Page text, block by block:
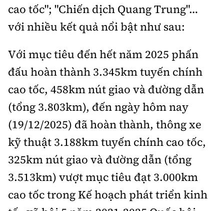
cao tốc"; "Chiến dịch Quang Trung"…
với nhiều kết quả nổi bật như sau:
Với mục tiêu đến hết năm 2025 phấn
đấu hoàn thành 3.345km tuyến chính
cao tốc, 458km nút giao và đường dẫn
(tổng 3.803km), đến ngày hôm nay
(19/12/2025) đã hoàn thành, thông xe
kỹ thuật 3.188km tuyến chính cao tốc,
325km nút giao và đường dẫn (tổng
3.513km) vượt mục tiêu đạt 3.000km
cao tốc trong Kế hoạch phát triển kinh